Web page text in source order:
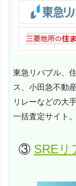
東急リバブル、
ス、小田急不動
リレーなどの大
一括査定サイト。
③ SREリ